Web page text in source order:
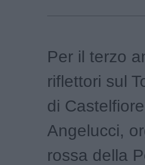
Per il terzo
riflettori sul
di
Angelucci,
rossa della